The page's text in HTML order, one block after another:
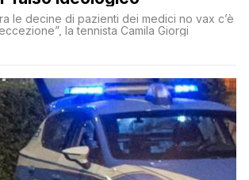
le decine di pazienti dei medici no vax c’è
la tennista Camila Giorgi